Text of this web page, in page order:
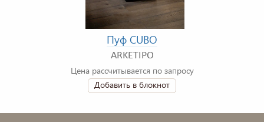
Пуф CUBO
ARKETIPO
Цена рассчитывается по запросу
Добавить в блокнот